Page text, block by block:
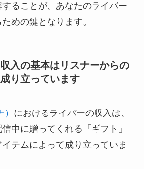
ることが、あなたのライバー
めの鍵となります。
入の基本はリスナーからの
り立っています
におけるライバーの収入は、
中に贈ってくれる「ギフト」
テムによって成り立っていま